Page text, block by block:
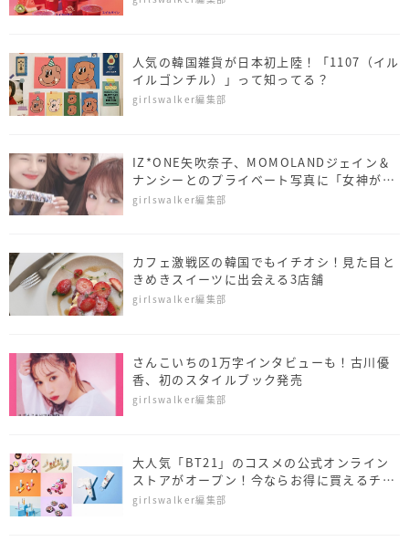
人気の韓国雑貨が日本初上陸！「1107（イル
イルゴンチル）」って知ってる？
girlswalker編集部
IZ*ONE矢吹奈子、MOMOLANDジェイン＆
ナンシーとのプライベート写真に「女神が3
人」
girlswalker編集部
カフェ激戦区の韓国でもイチオシ！見た目と
きめきスイーツに出会える3店舗
girlswalker編集部
さんこいちの1万字インタビューも！古川優
香、初のスタイルブック発売
girlswalker編集部
大人気「BT21」のコスメの公式オンライン
ストアがオープン！今ならお得に買えるチャ
ンス
girlswalker編集部